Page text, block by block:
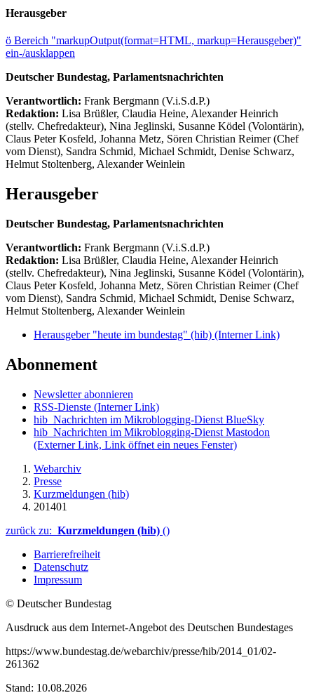
Herausgeber
ö Bereich "markupOutput(format=HTML, markup=Herausgeber)"
ein-/ausklappen
Deutscher Bundestag, Parlamentsnachrichten
Verantwortlich: Frank Bergmann (V.i.S.d.P.)
Redaktion: Lisa Brüßler, Claudia Heine, Alexander Heinrich
(stellv. Chefredakteur), Nina Jeglinski, Susanne Ködel (Volontärin),
Claus Peter Kosfeld, Johanna Metz, Sören Christian Reimer (Chef
vom Dienst), Sandra Schmid, Michael Schmidt, Denise Schwarz,
Helmut Stoltenberg, Alexander Weinlein
Herausgeber
Deutscher Bundestag, Parlamentsnachrichten
Verantwortlich: Frank Bergmann (V.i.S.d.P.)
Redaktion: Lisa Brüßler, Claudia Heine, Alexander Heinrich
(stellv. Chefredakteur), Nina Jeglinski, Susanne Ködel (Volontärin),
Claus Peter Kosfeld, Johanna Metz, Sören Christian Reimer (Chef
vom Dienst), Sandra Schmid, Michael Schmidt, Denise Schwarz,
Helmut Stoltenberg, Alexander Weinlein
Herausgeber "heute im bundestag" (hib) (Interner Link)
Abonnement
Newsletter abonnieren
RSS-Dienste (Interner Link)
hib_Nachrichten im Mikroblogging-Dienst BlueSky
hib_Nachrichten im Mikroblogging-Dienst Mastodon
(Externer Link, Link öffnet ein neues Fenster)
Webarchiv
Presse
Kurzmeldungen (hib)
201401
zurück zu: Kurzmeldungen (hib) ()
Barrierefreiheit
Datenschutz
Impressum
© Deutscher Bundestag
Ausdruck aus dem Internet-Angebot des Deutschen Bundestages
https://www.bundestag.de/webarchiv/presse/hib/2014_01/02-
261362
Stand: 10.08.2026